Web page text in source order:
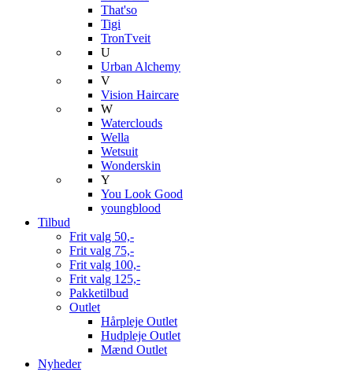
That'so
Tigi
TronTveit
U
Urban Alchemy
V
Vision Haircare
W
Waterclouds
Wella
Wetsuit
Wonderskin
Y
You Look Good
youngblood
Tilbud
Frit valg 50,-
Frit valg 75,-
Frit valg 100,-
Frit valg 125,-
Pakketilbud
Outlet
Hårpleje Outlet
Hudpleje Outlet
Mænd Outlet
Nyheder